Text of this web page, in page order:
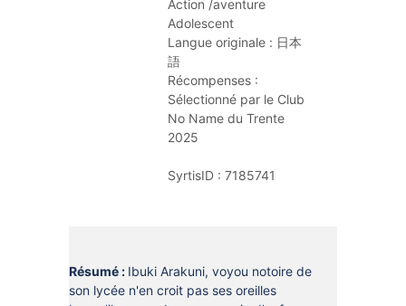
CRÉATHÈQUE
JOUER EN BIBLIOTHÈQUES
MAO - MUSIQUE ASSISTÉE PAR
BOÎTES DE RETOUR 24H/24
PROLONGER - RÉSERVER
EN CAS DE RETARD
MON COMPTE LECTEUR
Action /aventure
Adolescent
Langue originale : 日本
語
Récompenses :
Sélectionné par le Club
No Name du Trente
2025
SyrtisID : 7185741
Résumé : Ibuki Arakuni, voyou notoire de
son lycée n'en croit pas ses oreilles